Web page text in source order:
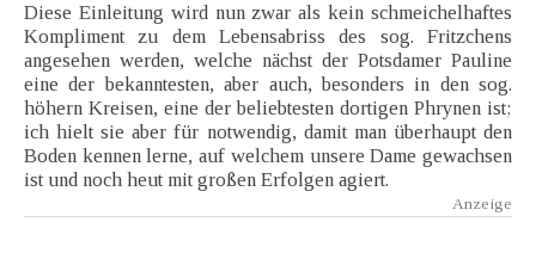
Diese Einleitung wird nun zwar als kein schmeichelhaftes
Kompliment zu dem Lebensabriss des sog. Fritzchens
angesehen werden, welche nächst der Potsdamer Pauline
eine der bekanntesten, aber auch, besonders in den sog.
höhern Kreisen, eine der beliebtesten dortigen Phrynen ist;
ich hielt sie aber für notwendig, damit man überhaupt den
Boden kennen lerne, auf welchem unsere Dame gewachsen
ist und noch heut mit großen Erfolgen agiert.